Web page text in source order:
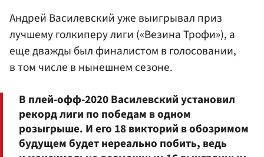
Андрей Василевский уже выигрывал приз
лучшему голкиперу лиги («Везина Трофи»), а
еще дважды был финалистом в голосовании,
в том числе в нынешнем сезоне.
В плей-офф-2020 Василевский установил
рекорд лиги по победам в одном
розыгрыше. И его 18 викторий в обозримом
будущем будет нереально побить, ведь